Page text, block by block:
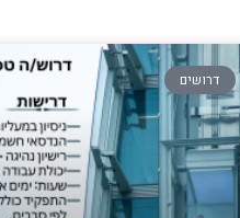
דרושים